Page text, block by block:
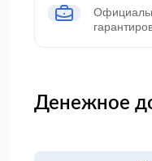
Денежное